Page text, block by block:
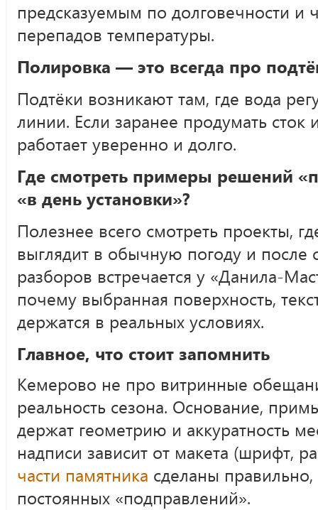
предсказуемым по долговечности и
перепадов температуры.
Полировка — это всегда про
Подтёки возникают там, где вода
линии. Если заранее продумать
работает уверенно и долго.
Где смотреть примеры решений
«в день установки»?
Полезнее всего смотреть проекты,
выглядит в обычную погоду и после
разборов встречается у «Данила-
почему выбранная поверхность,
держатся в реальных условиях.
Главное, что стоит запомнить
Кемерово не про витринные
реальность сезона. Основание,
держат геометрию и аккуратность
надписи зависит от макета (шрифт,
части памятника сделаны
постоянных «подправлений».